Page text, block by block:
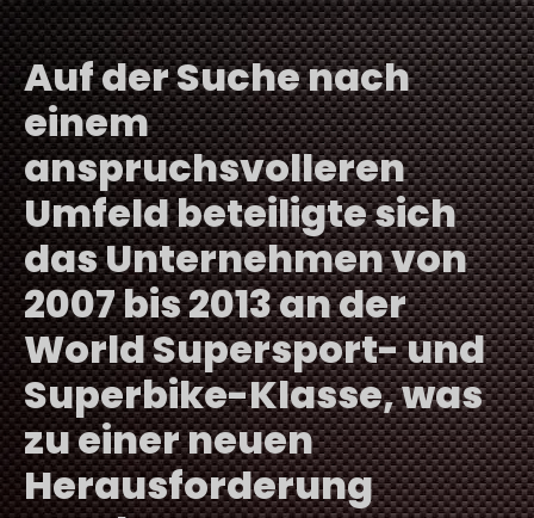
Auf der Suche nach
einem
anspruchsvolleren
Umfeld beteiligte sich
das Unternehmen von
2007 bis 2013 an der
World Supersport- und
Superbike-Klasse, was
zu einer neuen
Herausforderung